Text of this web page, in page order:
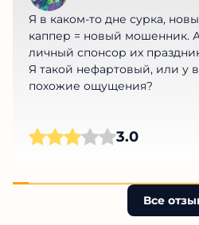
Я в каком-то дне сурка,
каппер = новый мошенник.
личный спонсор их
Я такой нефартовый, или у
похожие ощущения?
3.0
Все